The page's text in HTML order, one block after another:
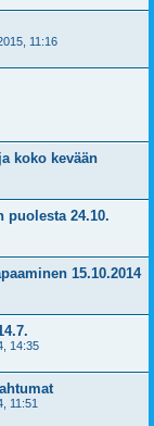
11:16
koko kevään
24.10.
15.10.2014
14:35
11:51